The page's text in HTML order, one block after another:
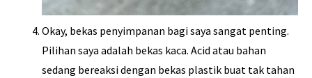
Okay, bekas penyimpanan bagi saya sangat penting.
Pilihan saya adalah bekas kaca. Acid atau bahan
sedang bereaksi dengan bekas plastik buat tak tahan